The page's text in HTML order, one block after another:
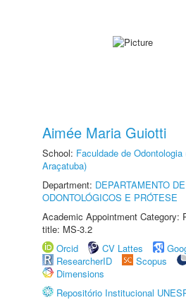
Aimée Maria Guiotti
School: Faculdade de
Araçatuba)
Department: DEPARTAMENTO
ODONTOLÓGICOS E PRÓTESE
Academic Appointment Category:
title: MS-3.2
Orcid
CV Lattes
ResearcherID
Scopus
Dimensions
Repositório Institucional